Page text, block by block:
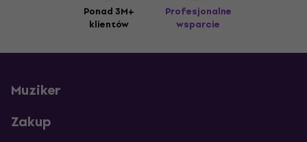
Ponad 3M+
klientów
Profesjonalne
wsparcie
Muziker
Zakup